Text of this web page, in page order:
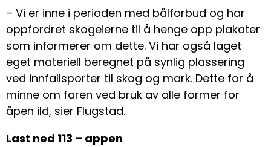
– Vi er inne i perioden med bålforbud og har
oppfordret skogeierne til å henge opp plakater
som informerer om dette. Vi har også laget
eget materiell beregnet på synlig plassering
ved innfallsporter til skog og mark. Dette for å
minne om faren ved bruk av alle former for
åpen ild, sier Flugstad.
Last ned 113 – appen